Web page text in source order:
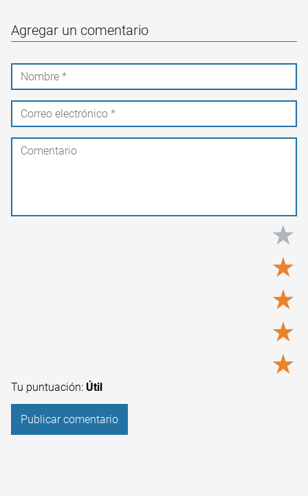
Agregar un comentario
★
★
★
★
★
Tu puntuación: Útil